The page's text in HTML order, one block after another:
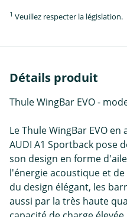
1 Veuillez respecter la législation.
Détails produit
Thule WingBar EVO -
Le Thule WingBar EVO
AUDI A1 Sportback pose
son design en forme
l'énergie acoustique et
du design élégant, les
aussi par la très haute